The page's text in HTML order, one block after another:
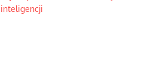
inteligencji